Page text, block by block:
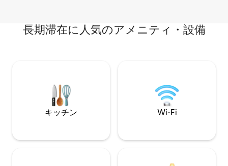
長期滞在に人気のアメニティ・設備
キッチン Wi-Fi